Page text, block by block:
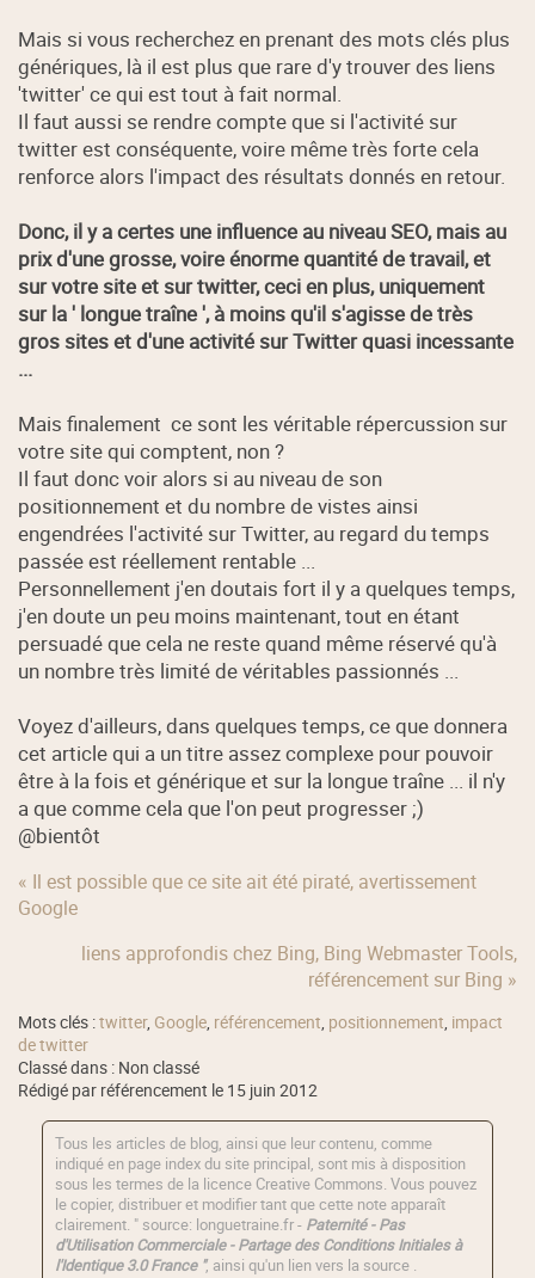
Mais si vous recherchez en prenant des mots clés plus
génériques, là il est plus que rare d'y trouver des liens
'twitter' ce qui est tout à fait normal.
Il faut aussi se rendre compte que si l'activité sur
twitter est conséquente, voire même très forte cela
renforce alors l'impact des résultats donnés en retour.
Donc, il y a certes une influence au niveau SEO, mais au
prix d'une grosse, voire énorme quantité de travail, et
sur votre site et sur twitter, ceci en plus, uniquement
sur la ' longue traîne ', à moins qu'il s'agisse de très
gros sites et d'une activité sur Twitter quasi incessante
...
Mais finalement ce sont les véritable répercussion sur
votre site qui comptent, non ?
Il faut donc voir alors si au niveau de son
positionnement et du nombre de vistes ainsi
engendrées l'activité sur Twitter, au regard du temps
passée est réellement rentable ...
Personnellement j'en doutais fort il y a quelques temps,
j'en doute un peu moins maintenant, tout en étant
persuadé que cela ne reste quand même réservé qu'à
un nombre très limité de véritables passionnés ...
Voyez d'ailleurs, dans quelques temps, ce que donnera
cet article qui a un titre assez complexe pour pouvoir
être à la fois et générique et sur la longue traîne ... il n'y
a que comme cela que l'on peut progresser ;)
@bientôt
« Il est possible que ce site ait été piraté, avertissement
Google
liens approfondis chez Bing, Bing Webmaster Tools,
référencement sur Bing »
Mots clés :twitter, Google, référencement, positionnement, impact
de twitter
Classé dans : Non classé
Rédigé par référencement le 15 juin 2012
Tous les articles de blog, ainsi que leur contenu, comme
indiqué en page index du site principal, sont mis à disposition
sous les termes de la licence Creative Commons. Vous pouvez
le copier, distribuer et modifier tant que cette note apparaît
clairement. " source: longuetraine.fr - Paternité - Pas
d'Utilisation Commerciale - Partage des Conditions Initiales à
l'Identique 3.0 France ", ainsi qu'un lien vers la source .